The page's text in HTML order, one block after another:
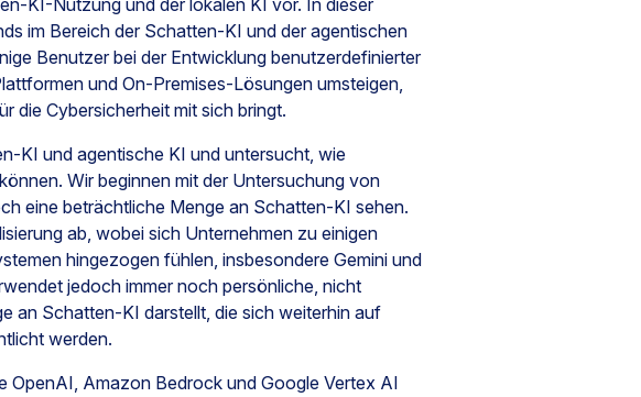
KI-Nutzung und der lokalen KI vor. In dieser
im Bereich der Schatten-KI und der agentischen
Benutzer bei der Entwicklung benutzerdefinierter
und On-Premises-Lösungen umsteigen,
die Cybersicherheit mit sich bringt.
KI und agentische KI und untersucht, wie
Wir beginnen mit der Untersuchung von
eine beträchtliche Menge an Schatten-KI sehen.
ab, wobei sich Unternehmen zu einigen
hingezogen fühlen, insbesondere Gemini und
jedoch immer noch persönliche, nicht
an Schatten-KI darstellt, die sich weiterhin auf
werden.
Amazon Bedrock und Google Vertex AI